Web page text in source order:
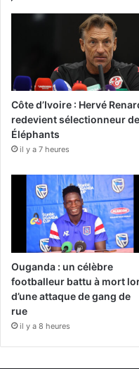
Côte d’Ivoire : Hervé
redevient sélectionneur
Éléphants
il y a 7 heures
Ouganda : un célèbre
footballeur battu à mort
d’une attaque de gang de
rue
il y a 8 heures